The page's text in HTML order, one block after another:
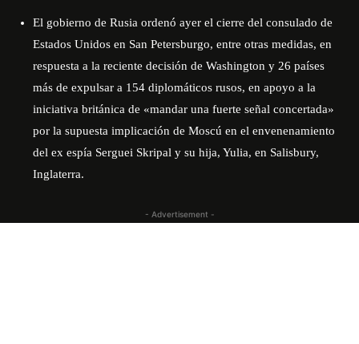
El gobierno de Rusia ordenó ayer el cierre del consulado de
Estados Unidos en San Petersburgo, entre otras medidas, en
respuesta a la reciente decisión de Washington y 26 países
más de expulsar a 154 diplomáticos rusos, en apoyo a la
iniciativa británica de «mandar una fuerte señal concertada»
por la supuesta implicación de Moscú en el envenenamiento
del ex espía Serguei Skripal y su hija, Yulia, en Salisbury,
Inglaterra.
- Advertisement -